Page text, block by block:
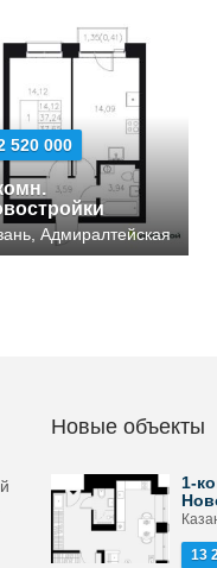
520 000
Адмиралтейская
Новые объекты
1-
13